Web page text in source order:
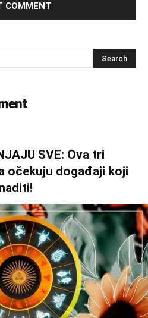
SVE: Ova tri
očekuju događaji koji